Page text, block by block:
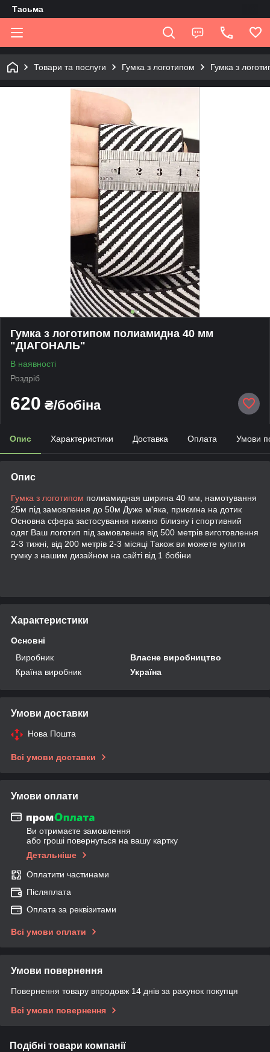
Tасьма
Товари та послуги Гумка з логотипом Гумка з
Гумка з логотипом полиамидна 40 мм
"ДІАГОНАЛЬ"
В наявності
Роздріб
620 ₴/бобіна
Опис Характеристики Доставка Оплата Умови
Опис
Гумка з логотипом полиамидная ширина 40 мм, намотування
25м під замовлення до 50м Дуже м'яка, приємна на дотик
Основна сфера застосування нижню білизну і спортивний
одяг Ваш логотип під замовлення від 500 метрів виготовлення
2-3 тижні, від 200 метрів 2-3 місяці Також ви можете купити
гумку з нашим дизайном на сайті від 1 бобіни
Характеристики
Основні
Виробник
Власне виробництво
Країна виробник
Україна
Умови доставки
Нова Пошта
Всі умови доставки
Умови оплати
Ви отримаєте замовлення
або гроші повернуться на вашу картку
Детальніше
Оплатити частинами
Післяплата
Оплата за реквізитами
Всі умови оплати
Умови повернення
Повернення товару впродовж 14 днів за рахунок покупця
Всі умови повернення
Подібні товари компанії